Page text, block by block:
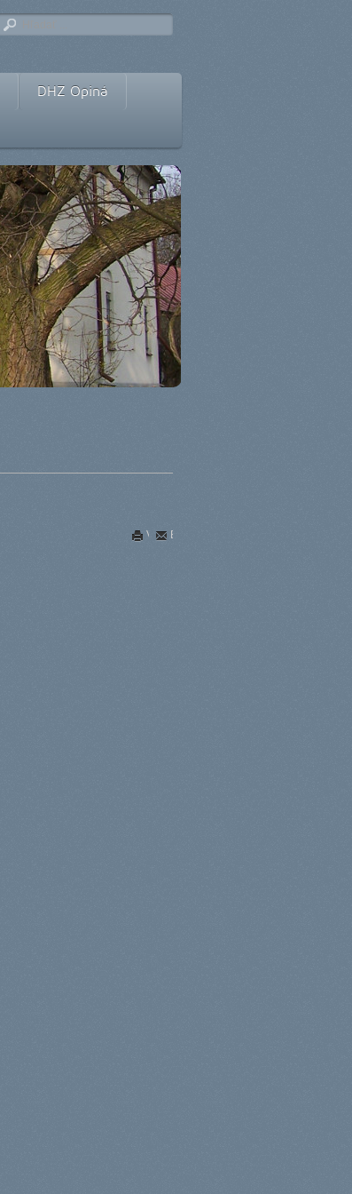
DHZ Opiná
VytlačiťE-mail